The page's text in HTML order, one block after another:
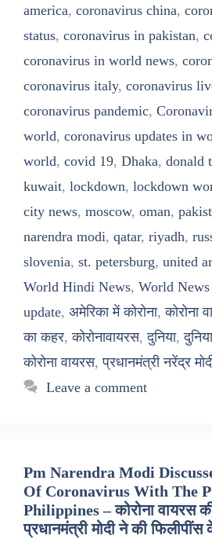
america, coronavirus china,
status, coronavirus in pakistan,
coronavirus in world news,
coronavirus italy, coronavirus
coronavirus pandemic,
world, coronavirus updates in
world, covid 19, Dhaka, donald
kuwait, lockdown, lockdown
city news, moscow, oman,
narendra modi, qatar, riyadh,
slovenia, st. petersburg, united
World Hindi News, World
update, अमेरिका में कोरोना,कोरोना
का कहर,कोरोनावायरस,दुनिया,
कोरोना वायरस,प्रधानमंत्री नरेंद्र
Leave a comment
Pm Narendra Modi
Of Coronavirus With The
Philippines – कोरोना वायरस
प्रधानमंत्री मोदी ने की फिलीपींस